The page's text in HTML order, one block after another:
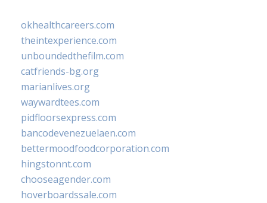
okhealthcareers.com
theintexperience.com
unboundedthefilm.com
catfriends-bg.org
marianlives.org
waywardtees.com
pidfloorsexpress.com
bancodevenezuelaen.com
bettermoodfoodcorporation.com
hingstonnt.com
chooseagender.com
hoverboardssale.com